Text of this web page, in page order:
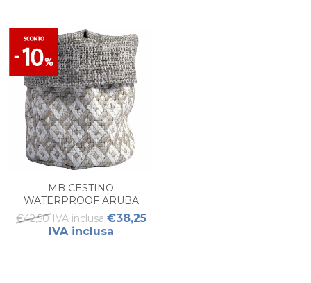
MB CESTINO
WATERPROOF ARUBA
SAND S
€42,50 IVA inclusa €38,25
IVA inclusa